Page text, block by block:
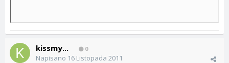
kissmy... 0
Napisano 16 Listopada 2011